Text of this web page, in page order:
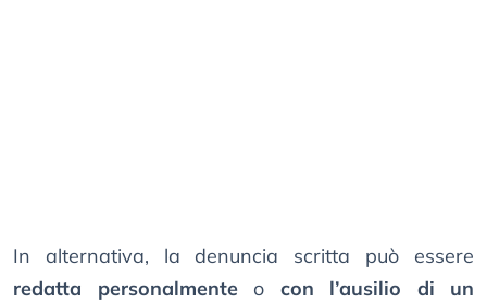
In alternativa, la denuncia scritta può essere
redatta personalmenteo con l’ausilio di un